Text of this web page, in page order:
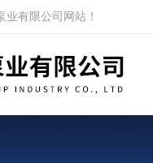
有限公司网站！